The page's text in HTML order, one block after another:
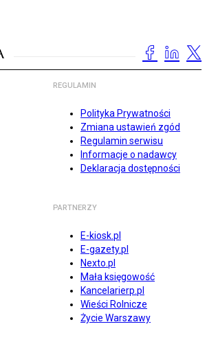
REGULAMIN
Polityka Prywatności
Zmiana ustawień zgód
Regulamin serwisu
Informacje o nadawcy
Deklaracja dostępności
PARTNERZY
E-kiosk.pl
E-gazety.pl
Nexto.pl
Mała księgowość
Kancelarierp.pl
Wieści Rolnicze
Życie Warszawy